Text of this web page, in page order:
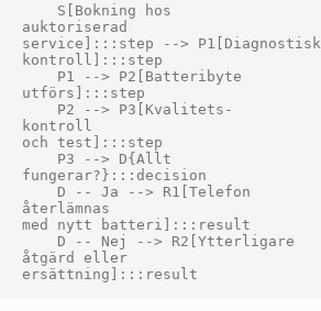
    S[Bokning hos
auktoriserad
service]:::step --> P1[Diagnostisk
kontroll]:::step
    P1 --> P2[Batteribyte
utförs]:::step
    P2 --> P3[Kvalitets-
kontroll
och test]:::step
    P3 --> D{Allt
fungerar?}:::decision
    D -- Ja --> R1[Telefon
återlämnas
med nytt batteri]:::result
    D -- Nej --> R2[Ytterligare
åtgärd eller